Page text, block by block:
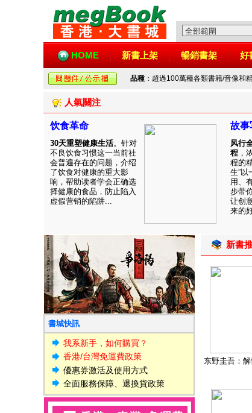
HOME 新書上架 暢銷書架 好
品種 ：超過100萬種各類書籍/音像和
人氣關注
饮食革命
30天重塑健康生活。针对
不良饮食习惯这一当前社
会普遍存在的问题，介绍
了饮食对健康的重大影
响，帮助读者学会正确选
择健康的食品，防止陷入
虚假营销的陷阱...
故事
风行
程 ，
程的
生”以
用、
步带
让创
来的
書城快訊
我系新手，如何購買？
香港/台灣免運費政策
優惠券激活及使用方式
全面服務保障、退換貨政策
新書
东野圭吾：